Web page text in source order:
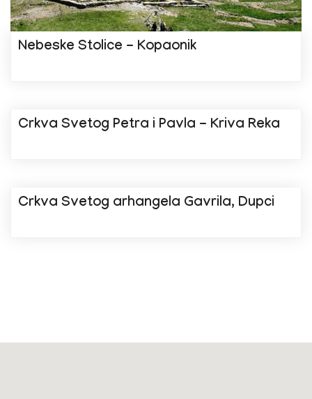
Nebeske Stolice - Kopaonik
Crkva Svetog Petra i Pavla - Kriva Reka
Crkva Svetog arhangela Gavrila, Dupci